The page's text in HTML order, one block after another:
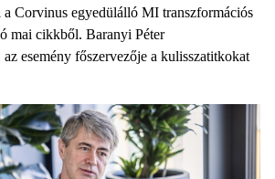
Corvinus egyedülálló MI transzformációs
mai cikkből. Baranyi Péter
esemény főszervezője a kulisszatitkokat